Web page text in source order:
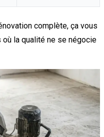
complète, ça vous
la qualité ne se négocie